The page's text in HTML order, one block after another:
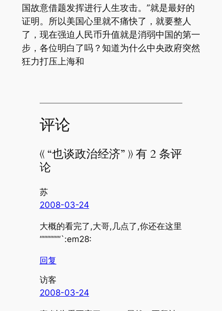
国故意借题发挥进行人生攻击。”就是最好的
证明。所以美国心里就不痛快了，就要整人
了，现在强迫人民币升值就是消弱中国的第一
步，各位明白了吗？知道为什么中央政府突然
狂力打压上海和
评论
《 “也谈政治经济” 》 有 2 条评
论
苏
2008-03-24
大概的看完了,大哥,几点了,你还在这里
“““““““`:em28:
回复
访客
2008-03-24